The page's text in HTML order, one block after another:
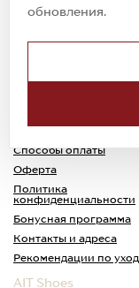
обновления.
© 2023. AIT
Все права
Доставка
Способы оплаты
Оферта
Политика
конфиденциальности
Бонусная программа
Контакты и адреса
Рекомендации по
AIT Shoes